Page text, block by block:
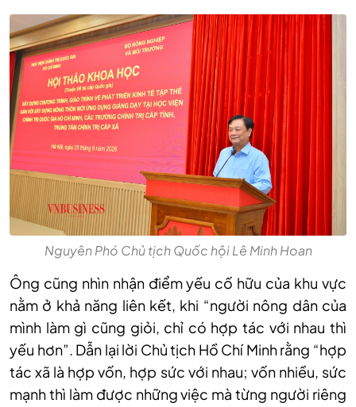
Nguyên Phó Chủ tịch Quốc hội Lê Minh Hoan
Ông cũng nhìn nhận điểm yếu cố hữu của khu vực
nằm ở khả năng liên kết, khi “người nông dân của
mình làm gì cũng giỏi, chỉ có hợp tác với nhau thì
yếu hơn”. Dẫn lại lời Chủ tịch Hồ Chí Minh rằng “hợp
tác xã là hợp vốn, hợp sức với nhau; vốn nhiều, sức
mạnh thì làm được những việc mà từng người riêng